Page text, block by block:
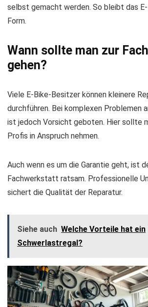
selbst gemacht werden. So bleibt das
Form.
Wann sollte man zur
gehen?
Viele E-Bike-Besitzer können kleinere
durchführen. Bei komplexen Problemen
ist jedoch Vorsicht geboten. Hier sollte
Profis in Anspruch nehmen.
Auch wenn es um die Garantie geht, ist
Fachwerkstatt ratsam. Professionelle
sichert die Qualität der Reparatur.
Siehe auch Welche Vorteile hat ein
Schwerlastregal?